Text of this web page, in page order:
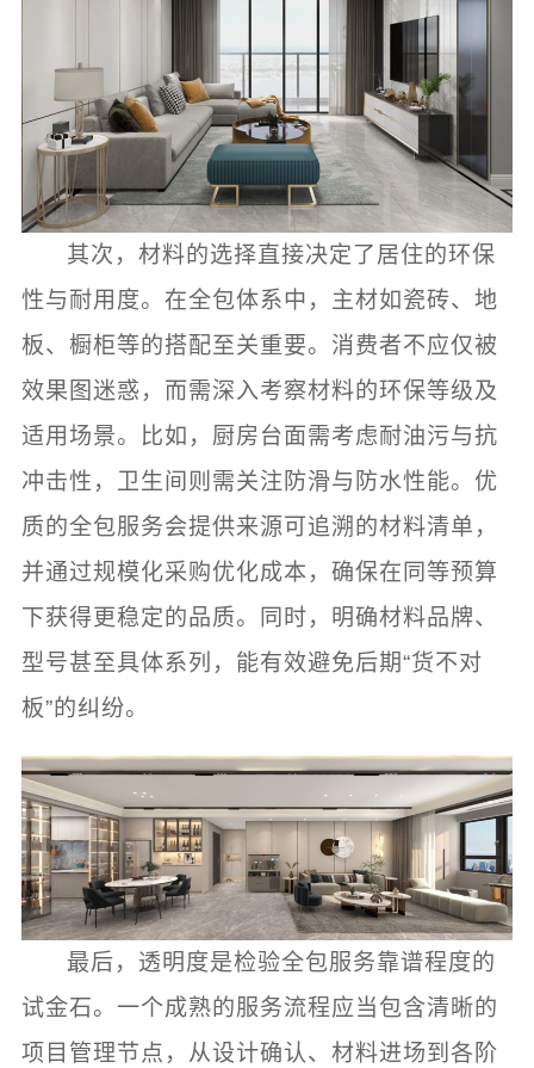
其次，材料的选择直接决定了居住的环保
性与耐用度。在全包体系中，主材如瓷砖、地
板、橱柜等的搭配至关重要。消费者不应仅被
效果图迷惑，而需深入考察材料的环保等级及
适用场景。比如，厨房台面需考虑耐油污与抗
冲击性，卫生间则需关注防滑与防水性能。优
质的全包服务会提供来源可追溯的材料清单，
并通过规模化采购优化成本，确保在同等预算
下获得更稳定的品质。同时，明确材料品牌、
型号甚至具体系列，能有效避免后期“货不对
板”的纠纷。
最后，透明度是检验全包服务靠谱程度的
试金石。一个成熟的服务流程应当包含清晰的
项目管理节点，从设计确认、材料进场到各阶